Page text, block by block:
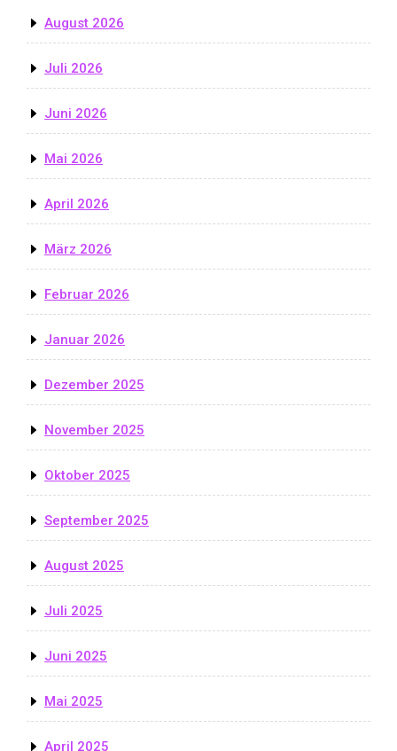
August 2026
Juli 2026
Juni 2026
Mai 2026
April 2026
März 2026
Februar 2026
Januar 2026
Dezember 2025
November 2025
Oktober 2025
September 2025
August 2025
Juli 2025
Juni 2025
Mai 2025
April 2025